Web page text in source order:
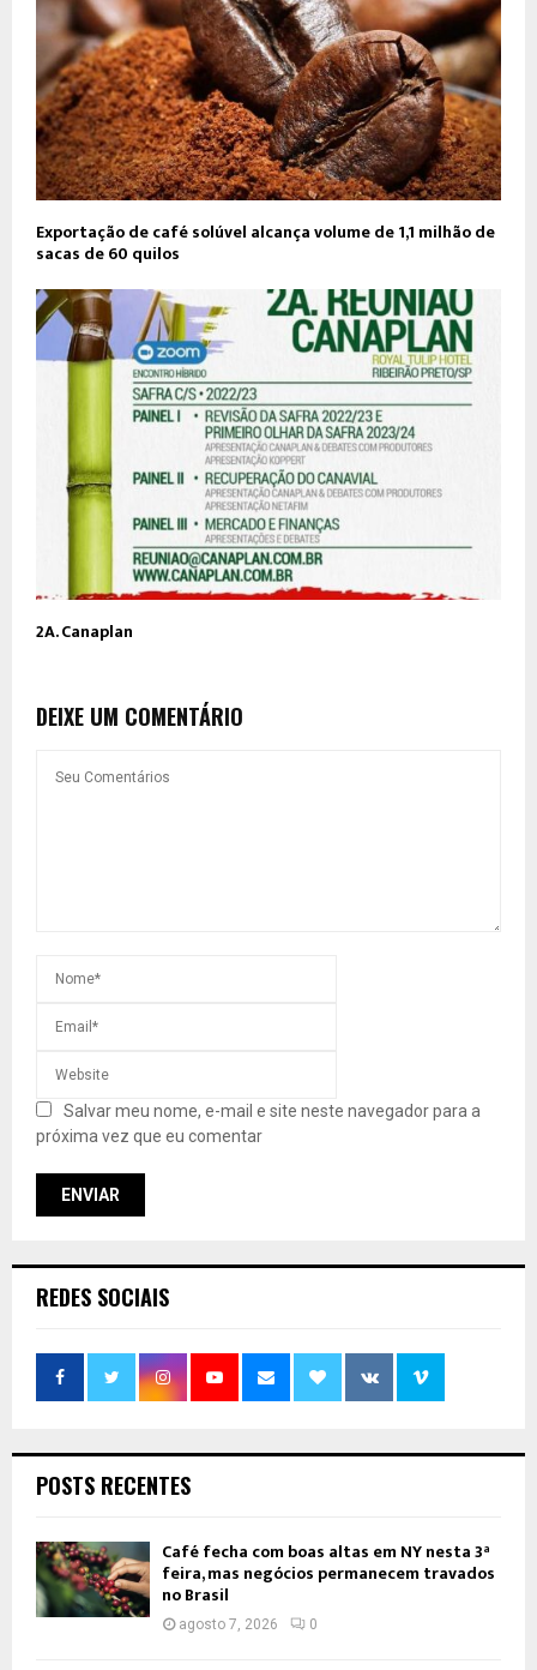
Exportação de café solúvel alcança volume de 1,1 milhão de
sacas de 60 quilos
2A. Canaplan
DEIXE UM COMENTÁRIO
Salvar meu nome, e-mail e site neste navegador para a
próxima vez que eu comentar
REDES SOCIAIS
POSTS RECENTES
Café fecha com boas altas em NY nesta 3ª
feira, mas negócios permanecem travados
no Brasil
agosto 7, 2026 0